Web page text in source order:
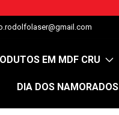
EM MDF CRU
DIA DOS NAMORADOS